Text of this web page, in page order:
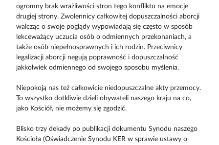
ogromny brak wrażliwości stron tego konfliktu na emocje
drugiej strony. Zwolennicy całkowitej dopuszczalności aborcji
walcząc o swoje poglądy wypowiadają się często w sposób
lekceważący uczucia osób o odmiennych przekonaniach, a
także osób niepełnosprawnych i ich rodzin. Przeciwnicy
legalizacji aborcji negują poprawność i dopuszczalność
jakkolwiek odmiennego od swojego sposobu myślenia.
Niepokoją nas też całkowicie niedopuszczalne akty przemocy.
To wszystko dotkliwie dzieli obywateli naszego kraju na co,
jako Kościół, nie możemy się zgodzić.
Blisko trzy dekady po publikacji dokumentu Synodu naszego
Kościoła (Oświadczenie Synodu KER w sprawie ustawy o